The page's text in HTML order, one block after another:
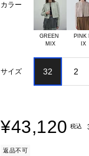
カラー
GREEN
MIX
PINK
IX
サイズ 32 2
¥43,120 税込
返品不可